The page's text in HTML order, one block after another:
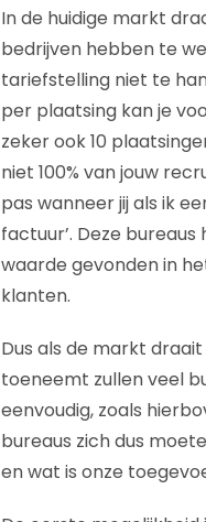
In de huidige markt
bedrijven hebben te
tariefstelling niet te
per plaatsing kan je
zeker ook 10
niet 100% van jouw
pas wanneer jij als ik
factuur’. Deze
waarde gevonden in
klanten.
Dus als de markt
toeneemt zullen veel
eenvoudig, zoals
bureaus zich dus
en wat is onze